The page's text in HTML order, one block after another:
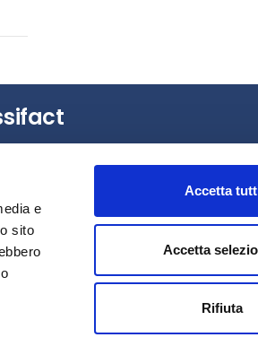
e
sito
Accetta
Accetta
Rifiuta
Augusto, 3 –20122 Milano (MI)
+39 0276020159
assifact@assifact.it